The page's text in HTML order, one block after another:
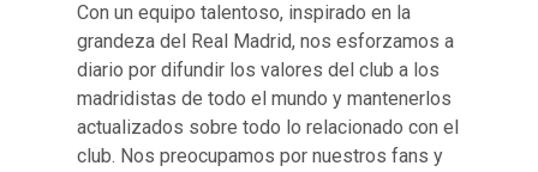
Con un equipo talentoso, inspirado en la
grandeza del Real Madrid, nos esforzamos a
diario por difundir los valores del club a los
madridistas de todo el mundo y mantenerlos
actualizados sobre todo lo relacionado con el
club. Nos preocupamos por nuestros fans y